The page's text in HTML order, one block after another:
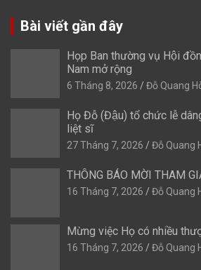
Bài viết gần đây
Họp Ban thường vụ Hội
Nam mở rộng
6 Tháng 8, 2026 Đỗ Quang
Họ Đỗ (Đậu) tổ chức lễ
liệt sĩ
27 Tháng 7, 2026 Đỗ Quang
THÔNG BÁO MỜI THAM
16 Tháng 7, 2026 Đỗ Quang
Mừng việc Họ có nhiều
16 Tháng 7, 2026 Đỗ Quang